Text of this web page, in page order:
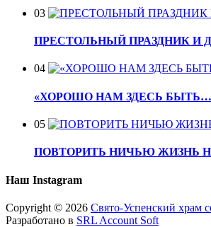
03
ПРЕСТОЛЬНЫЙ ПРАЗДНИК И
04
«ХОРОШО НАМ ЗДЕСЬ
05
ПОВТОРИТЬ НИЧЬЮ ЖИЗНЬ
Наш Instagram
Copyright © 2026 Свято-Успенский храм
Разработано в SRL Account Soft